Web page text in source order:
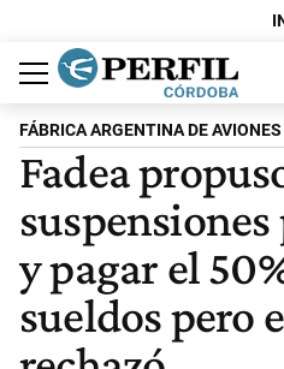
Política
Economía
Judiciales
Sociedad
Cultura
Espectáculos
Deportes
Protagonistas
FÁBRICA ARGENTINA DE AVIONES
Fadea
suspensiones
y pagar el
sueldos pero